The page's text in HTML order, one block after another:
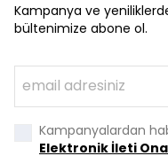
Kampanya ve
bültenimize abone ol.
Kampanyalardan
Elektronik İleti